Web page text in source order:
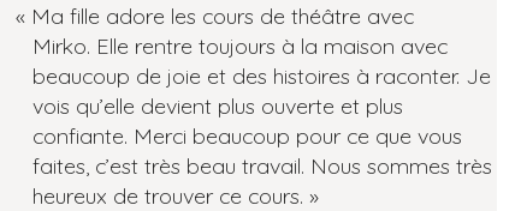
sur
Ma fille adore les cours de théâtre avec
Mirko. Elle rentre toujours à la maison avec
beaucoup de joie et des histoires à raconter. Je
vois qu’elle devient plus ouverte et plus
confiante. Merci beaucoup pour ce que vous
faites, c’est très beau travail. Nous sommes très
heureux de trouver ce cours.